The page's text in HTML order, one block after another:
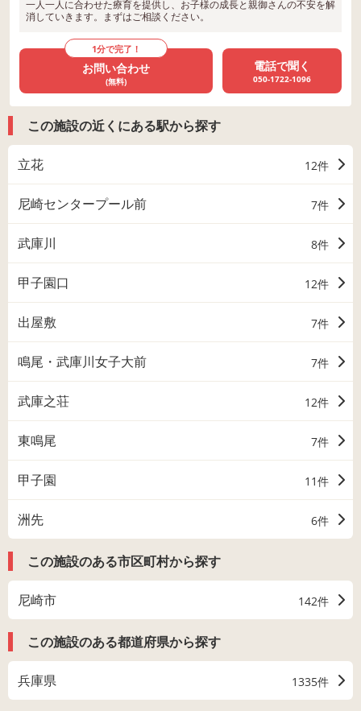
一人一人に合わせた療育を提供し、お子様の成長と親御さんの不安を解
消していきます。まずはご相談ください。
1分で完了！
お問い合わせ
(無料)
電話で聞く
050-1722-1096
この施設の近くにある駅から探す
立花 12件
尼崎センタープール前 7件
武庫川 8件
甲子園口 12件
出屋敷 7件
鳴尾・武庫川女子大前 7件
武庫之荘 12件
東鳴尾 7件
甲子園 11件
洲先 6件
この施設のある市区町村から探す
尼崎市 142件
この施設のある都道府県から探す
兵庫県 1335件